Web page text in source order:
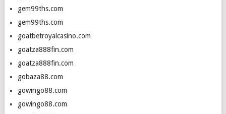
gem99ths.com
gem99ths.com
goatbetroyalcasino.com
goatza888fin.com
goatza888fin.com
gobaza88.com
gowingo88.com
gowingo88.com